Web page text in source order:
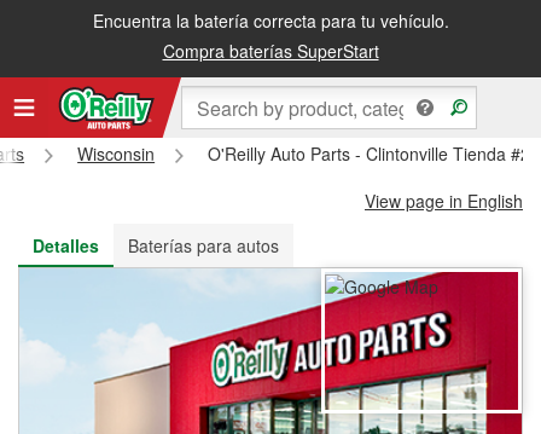
Encuentra la batería correcta para tu vehículo.
Compra baterías SuperStart
Recibe tu orden gratis al día siguiente o recógela en la tienda
Wisconsin
O'Reilly Auto Parts - Clintonville Tienda
View page in English
Detalles
Baterías para autos